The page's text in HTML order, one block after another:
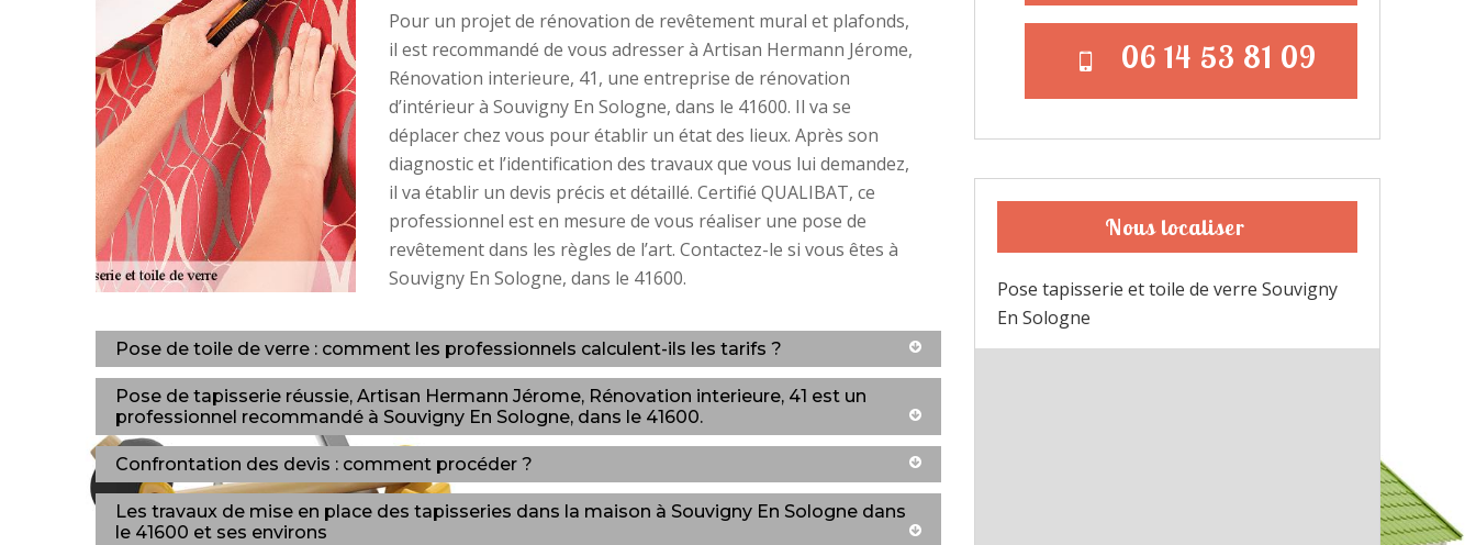
Pour un projet de rénovation de revêtement mural et plafonds,
il est recommandé de vous adresser à Artisan Hermann Jérome,
Rénovation interieure, 41, une entreprise de rénovation
d’intérieur à Souvigny En Sologne, dans le 41600. Il va se
déplacer chez vous pour établir un état des lieux. Après son
diagnostic et l’identification des travaux que vous lui demandez,
il va établir un devis précis et détaillé. Certifié QUALIBAT, ce
professionnel est en mesure de vous réaliser une pose de
revêtement dans les règles de l’art. Contactez-le si vous êtes à
Souvigny En Sologne, dans le 41600.
Pose de toile de verre : comment les professionnels calculent-ils les tarifs ?
Pose de tapisserie réussie, Artisan Hermann Jérome, Rénovation interieure, 41 est un
professionnel recommandé à Souvigny En Sologne, dans le 41600.
Confrontation des devis : comment procéder ?
Les travaux de mise en place des tapisseries dans la maison à Souvigny En Sologne dans
le 41600 et ses environs
06 14 53 81 09
Nous localiser
Pose tapisserie et toile de verre Souvigny
En Sologne